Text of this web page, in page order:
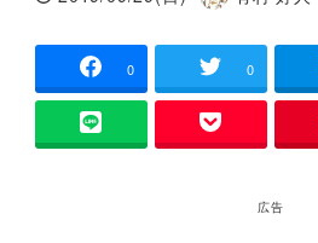
投稿日
著
0 0
広告